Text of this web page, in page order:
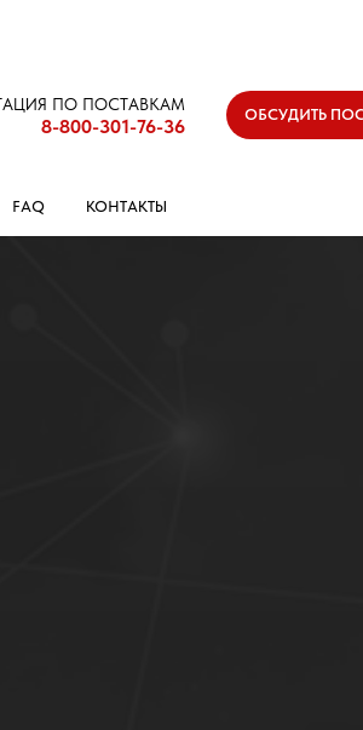
ПО ПОСТАВКАМ
8-800-301-76-36
ОБСУДИТЬ
FAQ КОНТАКТЫ